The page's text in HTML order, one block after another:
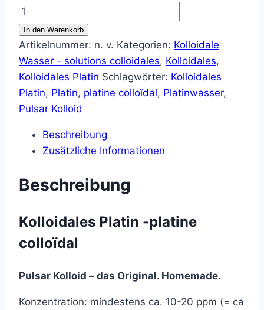
Kolloidales
Platin
-
platine
colloïdal
Menge
In den Warenkorb
Artikelnummer: n. v. Kategorien: Kolloidale
Wasser - solutions colloidales, Kolloidales,
Kolloidales Platin Schlagwörter: Kolloidales
Platin, Platin, platine colloïdal, Platinwasser,
Pulsar Kolloid
Beschreibung
Zusätzliche Informationen
Beschreibung
Kolloidales Platin -platine
colloïdal
Pulsar Kolloid – das Original. Homemade.
Konzentration: mindestens ca. 10-20 ppm (= ca